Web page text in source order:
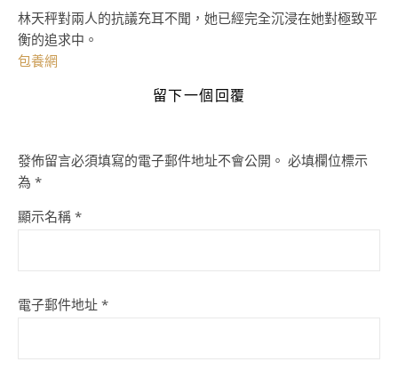
林天秤對兩人的抗議充耳不聞，她已經完全沉浸在她對極致平
衡的追求中。
包養網
留下一個回覆
發佈留言必須填寫的電子郵件地址不會公開。 必填欄位標示
為 *
顯示名稱 *
電子郵件地址 *